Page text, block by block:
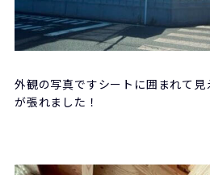
外観の写真ですシートに囲まれて
が張れました！